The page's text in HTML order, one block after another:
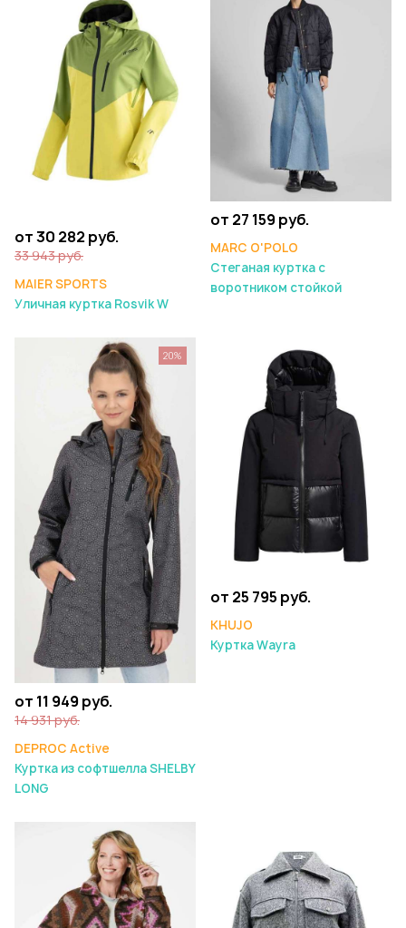
от 30 282 руб.
33 943 руб.
MAIER SPORTS
Уличная куртка Rosvik W
от 27 159 руб.
MARC O'POLO
Стеганая куртка с
воротником стойкой
от 11 949 руб.
14 931 руб.
DEPROC Active
Куртка из софтшелла SHELBY
LONG
20%
от 25 795 руб.
KHUJO
Куртка Wayra